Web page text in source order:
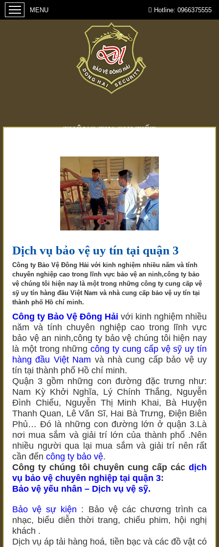
Hotline: 0966375555
THÔNG TIN CHI TIẾT
Dịch vụ bảo vệ uy tín tại quận 3
Công ty Bảo Vệ Đông Hải với kinh nghiệm nhiều năm và tính
chuyên nghiệp cao trong lĩnh vực bảo vệ an ninh,công ty bảo
vệ chúng tôi hiện nay là một trong những công ty cung cấp vệ
sỹ uy tín hàng đầu Việt Nam và nhà cung cấp bảo vệ uy tín tại
thành phố Hồ chí minh.
Công ty Bảo Vệ Đông Hải với kinh nghiệm nhiều
năm và tính chuyên nghiệp cao trong lĩnh vực
bảo vệ an ninh,công ty bảo vệ chúng tôi hiện nay
là một trong nhữngcông ty cung cấp vệ sỹ uy tín
hàng đầu Việt Nam và nhà cung cấp bảo vệ uy
tín tại thành phố Hồ chí minh.
Quận 3 gồm những con đường đặc trưng như:
Nam Kỳ Khởi Nghĩa, Lý Chính Thắng, Nguyễn
Đình Chiểu, Nguyễn Thị Minh Khai, Bà Huyện
Thanh Quan, Lê Văn Sĩ, Hai Bà Trưng, Điện Biên
Phủ… Đó là những con đường lớn ở quận 3.Là
nơi mua sắm và giải trí lớn của thành phố .Nên
nhiều người qua lại mua sắm và giải trí nên rất
cần đến công ty bảo vệ.
Công ty chúng tôi chuyên cung cấp các dịch
vụ bảo vệ chuyên nghiệp tại quận 3:
Bảo vệ yếu nhân – Dịch vụ vệ sỹ.
Bảo vệ sự kiện : Bảo vệ các chương trình ca
nhạc, biểu diễn thời trang, chiếu phim, hội nghị
khách .
Dịch vụ áp tải hàng hoá, tiền bạc và các đồ vật có